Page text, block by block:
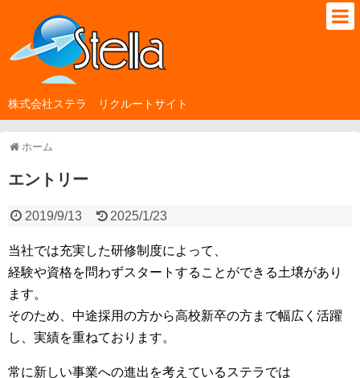
株式会社ステラ リクルートサイト
ホーム
エントリー
2019/9/13 2025/1/23
当社では充実した研修制度によって、
経験や資格を問わずスタートすることができる土壌があり
ます。
そのため、中途採用の方から高校新卒の方まで幅広く活躍
し、実績を重ねております。
常に新しい事業への進出を考えているステラでは